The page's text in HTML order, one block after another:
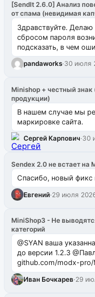
[SendIt 2.6.0] Анализ
от спама (невидимая
Здравствуйте.
сбросом пароля
подсказать, в чем
одноименном
pandaworks·30 июля
Minishop + честный
продукции)
В нашем случае мы
маркировке сайта.
Сергей Карпович·30
Sendex 2.0 не встает на
Спасибо, новый фикс
Евгений·29 июля
MiniShop3 - Не
категорий
@SYAN ваша
до версии 1.2.3
github.com/modx-
github.com/modx-pro/
в б...
Иван Бочкарев·29